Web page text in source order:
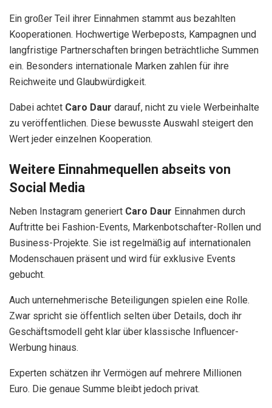
Ein großer Teil ihrer Einnahmen stammt aus bezahlten
Kooperationen. Hochwertige Werbeposts, Kampagnen und
langfristige Partnerschaften bringen beträchtliche Summen
ein. Besonders internationale Marken zahlen für ihre
Reichweite und Glaubwürdigkeit.
Dabei achtet Caro Daur darauf, nicht zu viele Werbeinhalte
zu veröffentlichen. Diese bewusste Auswahl steigert den
Wert jeder einzelnen Kooperation.
Weitere Einnahmequellen abseits von
Social Media
Neben Instagram generiert Caro Daur Einnahmen durch
Auftritte bei Fashion-Events, Markenbotschafter-Rollen und
Business-Projekte. Sie ist regelmäßig auf internationalen
Modenschauen präsent und wird für exklusive Events
gebucht.
Auch unternehmerische Beteiligungen spielen eine Rolle.
Zwar spricht sie öffentlich selten über Details, doch ihr
Geschäftsmodell geht klar über klassische Influencer-
Werbung hinaus.
Experten schätzen ihr Vermögen auf mehrere Millionen
Euro. Die genaue Summe bleibt jedoch privat.